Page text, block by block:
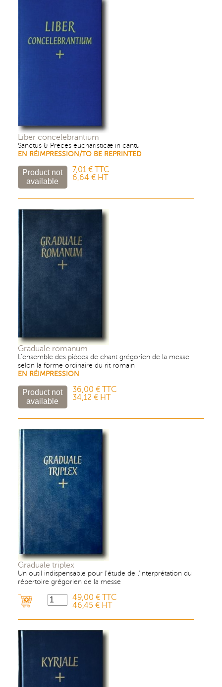
Liber concelebrantium
Sanctus & Preces eucharisticæ in cantu
EN RÉIMPRESSION/TO BE REPRINTED
7,01 € TTC
6,64 € HT
Graduale romanum
L'ensemble des pièces de chant grégorien de la messe
selon la forme ordinaire du rit romain
EN RÉIMPRESSION
36,00 € TTC
34,12 € HT
Graduale triplex
Un outil indispensable pour l'étude de l'interprétation du
répertoire grégorien de la messe
49,00 € TTC
46,45 € HT